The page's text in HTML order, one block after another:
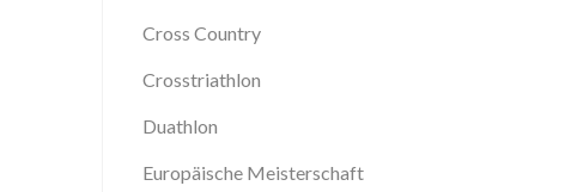
Cross Country
Crosstriathlon
Duathlon
Europäische Meisterschaft